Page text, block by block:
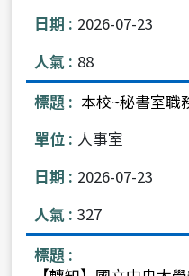
2026-07-23
88
本校~秘書室職
人事室
2026-07-23
327